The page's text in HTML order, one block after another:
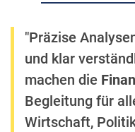
"Präzise
und klar
machen die
Begleitung für
Wirtschaft,